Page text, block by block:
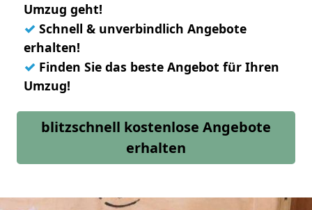
Umzug geht!
✓ Schnell & unverbindlich Angebote
erhalten!
✓ Finden Sie das beste Angebot für Ihren
Umzug!
blitzschnell kostenlose Angebote
erhalten